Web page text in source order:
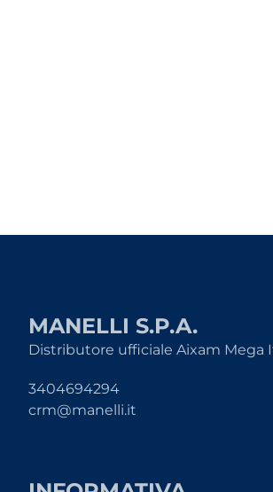
MANELLI S.P.A.
Distributore ufficiale Aixam Mega
3404694294
crm@manelli.it